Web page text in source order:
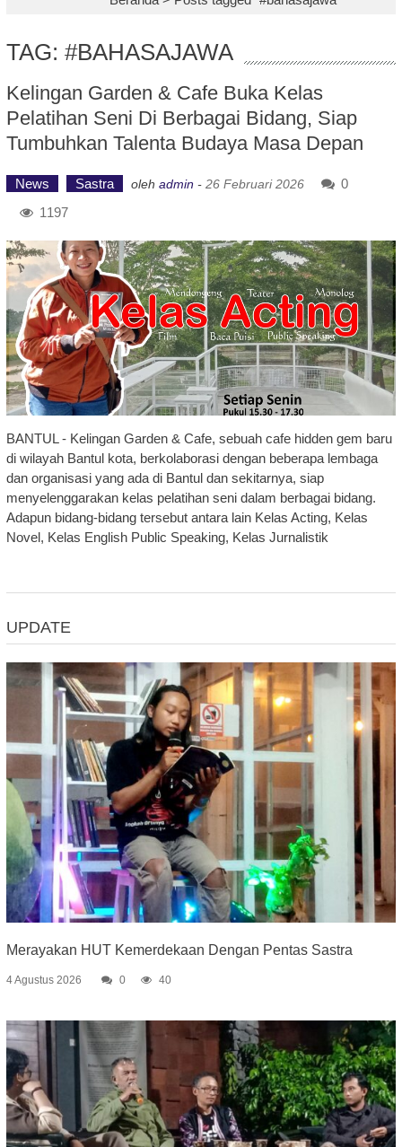
TAG: #BAHASAJAWA
Kelingan Garden & Cafe Buka Kelas
Pelatihan Seni Di Berbagai Bidang, Siap
Tumbuhkan Talenta Budaya Masa Depan
News Sastra oleh admin - 26 Februari 2026
0
1197
BANTUL - Kelingan Garden & Cafe, sebuah cafe hidden gem baru
di wilayah Bantul kota, berkolaborasi dengan beberapa lembaga
dan organisasi yang ada di Bantul dan sekitarnya, siap
menyelenggarakan kelas pelatihan seni dalam berbagai bidang.
Adapun bidang-bidang tersebut antara lain Kelas Acting, Kelas
Novel, Kelas English Public Speaking, Kelas Jurnalistik
UPDATE
Merayakan HUT Kemerdekaan Dengan Pentas Sastra
4 Agustus 2026 0 40